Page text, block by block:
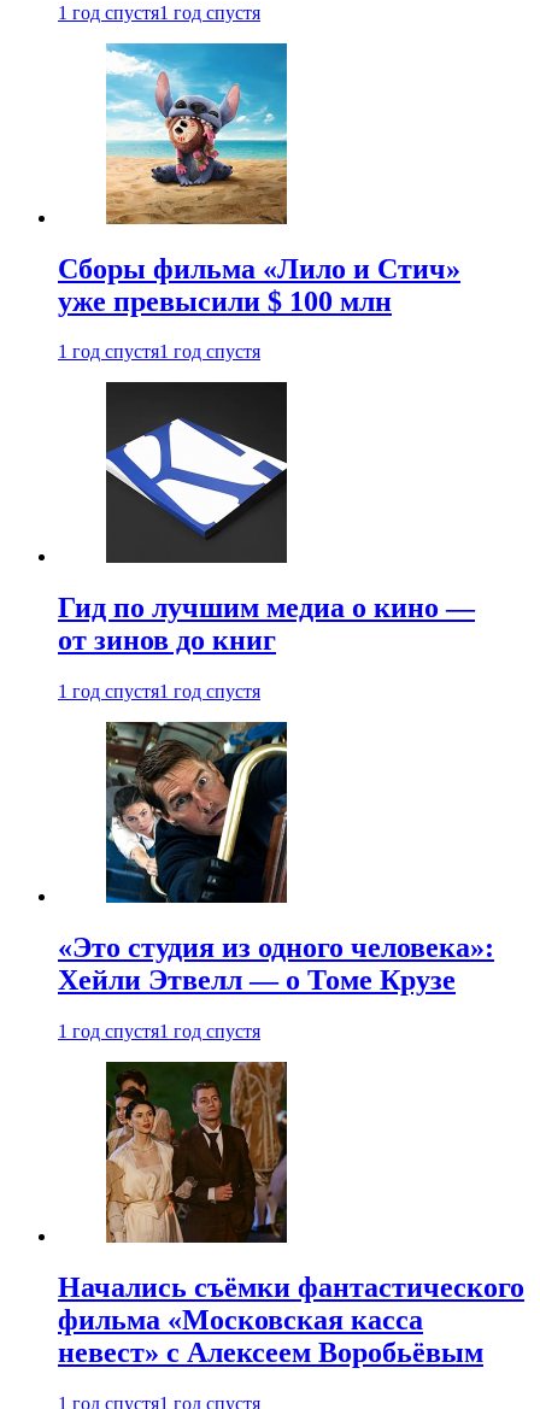
1 год спустя1 год спустя
Сборы фильма «Лило и Стич»
уже превысили $ 100 млн
1 год спустя1 год спустя
Гид по лучшим медиа о кино —
от зинов до книг
1 год спустя1 год спустя
«Это студия из одного человека»:
Хейли Этвелл — о Томе Крузе
1 год спустя1 год спустя
Начались съёмки фантастического
фильма «Московская касса
невест» с Алексеем Воробьёвым
1 год спустя1 год спустя